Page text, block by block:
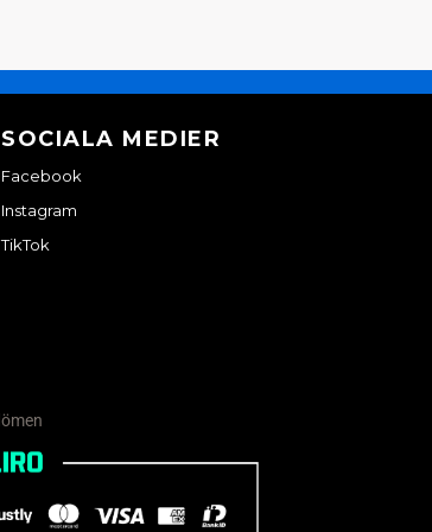
SOCIALA MEDIER
Facebook
Instagram
TikTok